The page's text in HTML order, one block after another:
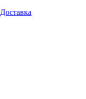
Доставка